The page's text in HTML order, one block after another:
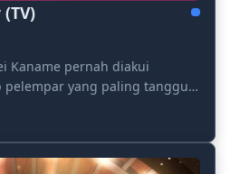
Kaname pernah diakui
pelempar yang paling tangguh
Dikenal sebagai